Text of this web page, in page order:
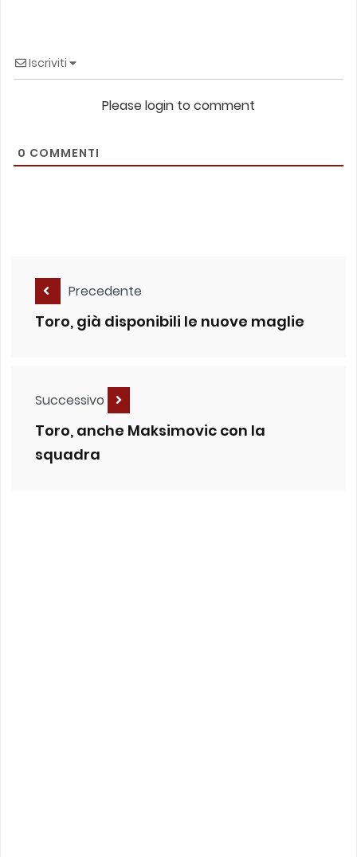
Iscriviti
Please login to comment
0 COMMENTI
Precedente
Toro, già disponibili le nuove maglie
Successivo
Toro, anche Maksimovic con la
squadra